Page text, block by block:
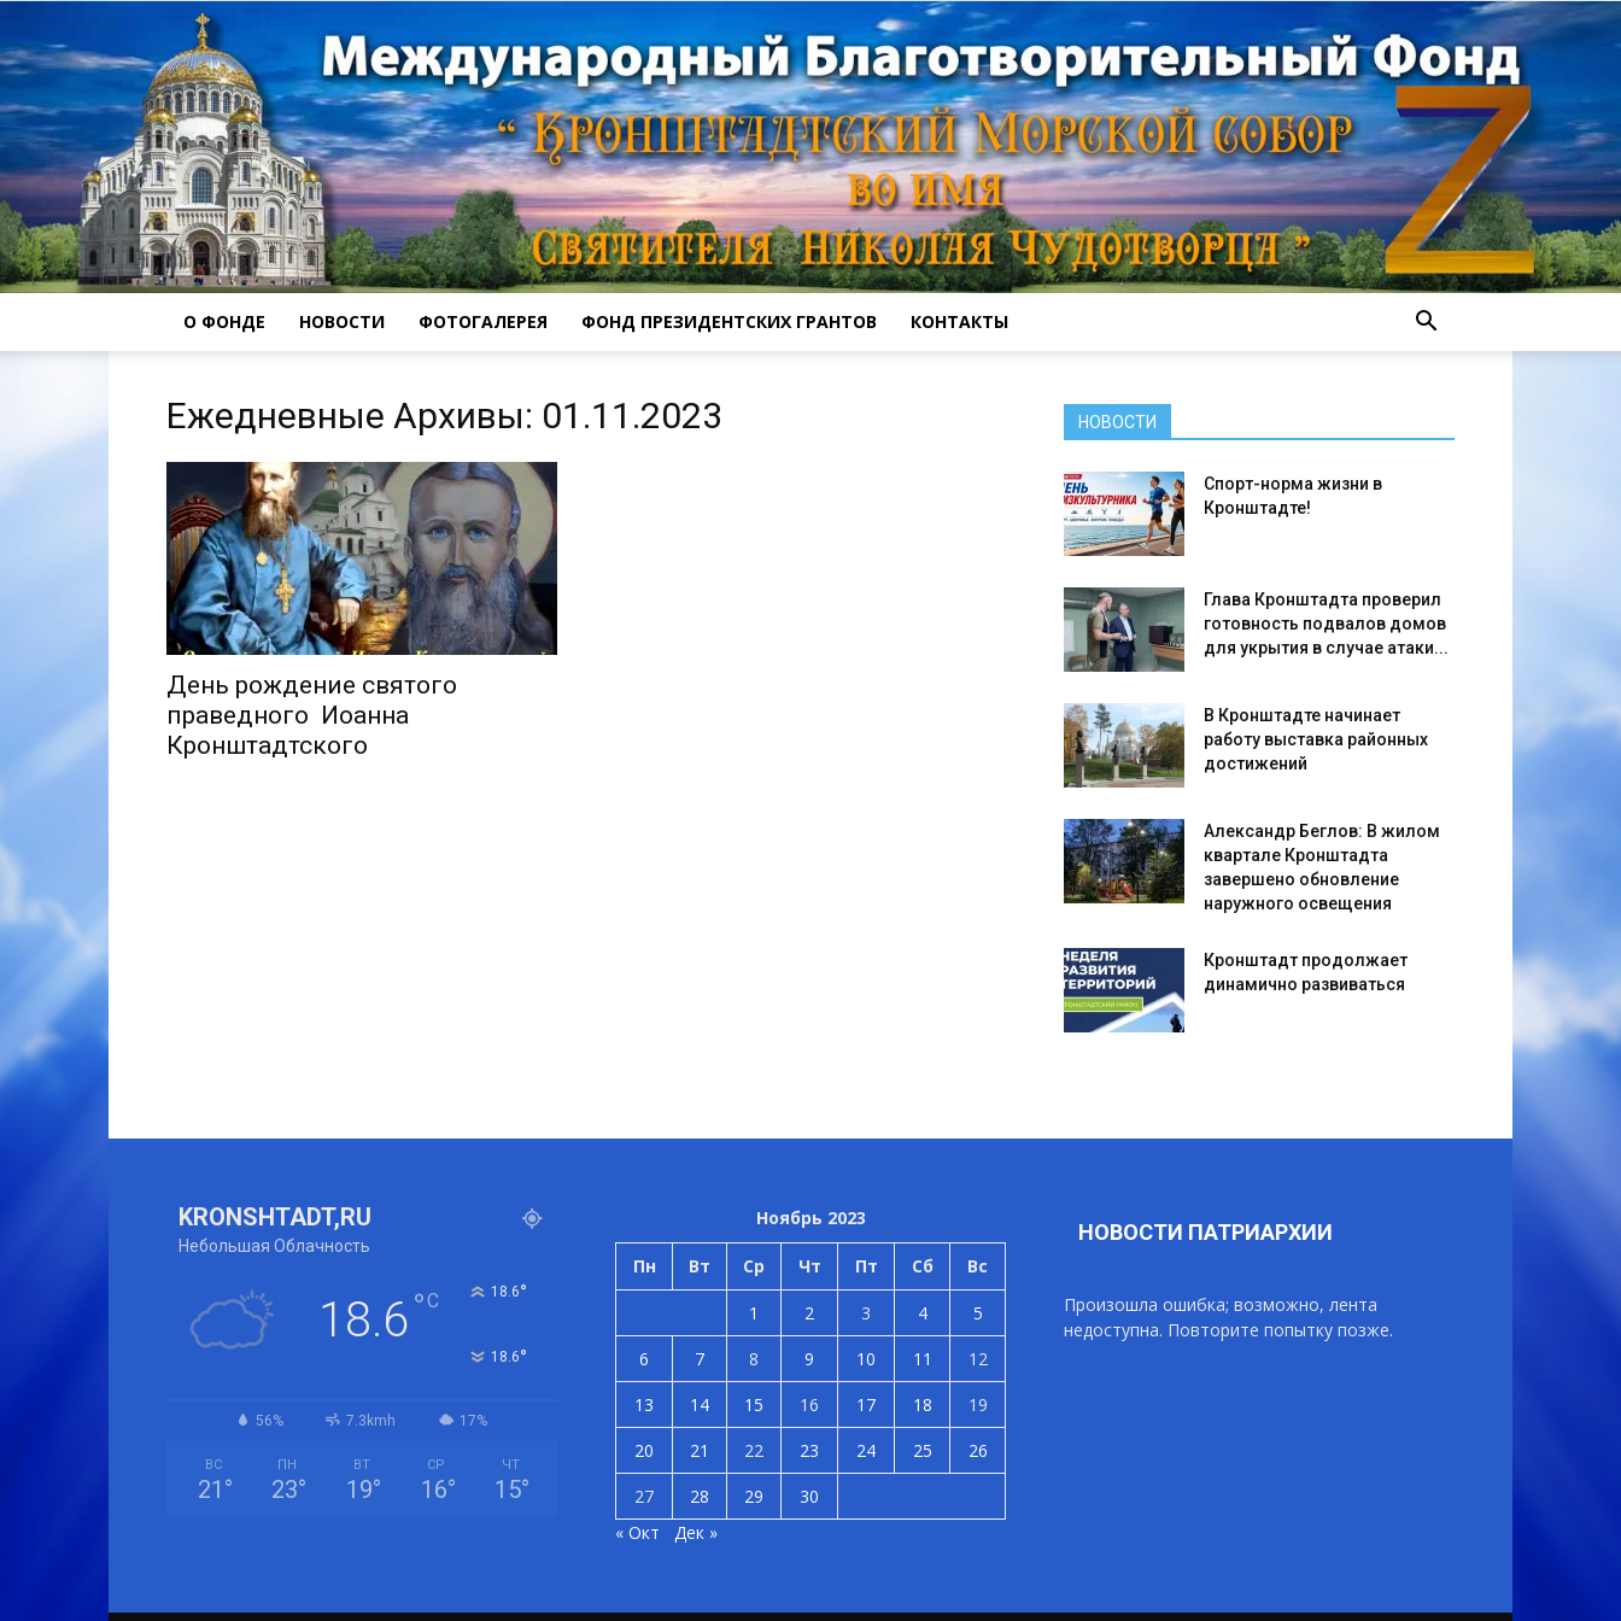
О ФОНДЕ НОВОСТИ ФОТОГАЛЕРЕЯ ФОНД ПРЕЗИДЕНТСКИХ ГРАНТОВ КОНТАКТЫ
Ежедневные Архивы: 01.11.2023
День рождение святого
праведного Иоанна
Кронштадтского
НОВОСТИ
Спорт-норма жизни в
Кронштадте!
Глава Кронштадта проверил
готовность подвалов домов
для укрытия в случае атаки...
В Кронштадте начинает
работу выставка районных
достижений
Александр Беглов: В жилом
квартале Кронштадта
завершено обновление
наружного освещения
Кронштадт продолжает
динамично развиваться
KRONSHTADT,RU
Небольшая Облачность
18.6°C 18.6°
18.6°
56% 7.3kmh 17%
ВС
21 °
ПН
23°
ВТ
19°
СР
16°
ЧТ
15°
Ноябрь 2023
Пн Вт Ср Чт Пт Сб Вс
1 2 3 4
5
6
7 8 9 10 11
12
13
14 15 16 17 18
19
20
21 22 23 24 25
26
27
28 29
30
« Окт
Дек »
НОВОСТИ ПАТРИАРХИИ
Произошла ошибка; возможно, лента
недоступна. Повторите попытку позже.